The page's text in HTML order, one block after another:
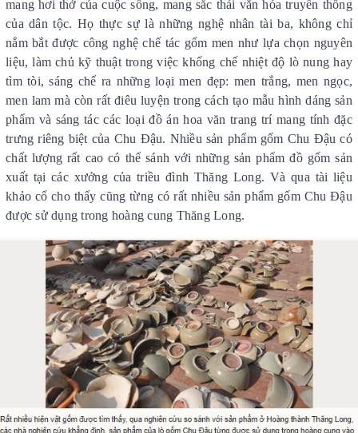
mang hơi thở của cuộc sống, mang sắc thái văn hóa truyền thống
của dân tộc. Họ thực sự là những nghệ nhân tài ba, không chỉ
nắm bắt được công nghệ chế tác gốm men như lựa chọn nguyên
liệu, làm chủ kỹ thuật trong việc khống chế nhiệt độ lò nung hay
tìm tòi, sáng chế ra những loại men đẹp: men trắng, men ngọc,
men lam mà còn rất điêu luyện trong cách tạo mẫu hình dáng sản
phẩm và sáng tác các loại đồ án hoa văn trang trí mang tính đặc
trưng riêng biệt của Chu Đậu. Nhiều sản phẩm gốm Chu Đậu có
chất lượng rất cao có thể sánh với những sản phẩm đồ gốm sản
xuất tại các xưởng của triều đình Thăng Long. Và qua tài liệu
khảo cổ cho thấy cũng từng có rất nhiều sản phẩm gốm Chu Đậu
được sử dụng trong hoàng cung Thăng Long.